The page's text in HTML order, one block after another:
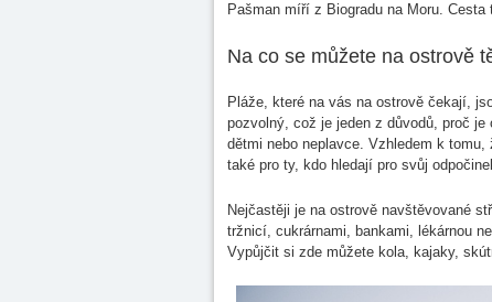
Pašman míří z Biogradu na Moru.
Na co se můžete na ostrově
Pláže, které na vás na ostrově čekají,
pozvolný, což je jeden z důvodů, proč
dětmi nebo neplavce. Vzhledem k
také pro ty, kdo hledají pro svůj
Nejčastěji je na ostrově navštěvované
tržnicí, cukrárnami, bankami, lékárnou
Vypůjčit si zde můžete kola, kajaky,